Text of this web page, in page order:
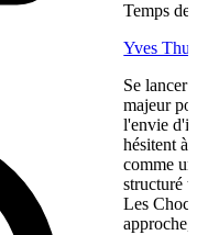
Temps de
Yves
Se lancer
majeur
l'envie
hésitent à
comme
structuré
Les
approche,